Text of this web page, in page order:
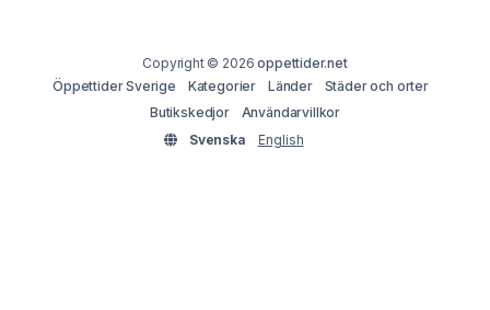
Copyright © 2026oppettider.net
Öppettider Sverige
Kategorier Länder
Städer och orter
Butikskedjor
Användarvillkor
Svenska
English